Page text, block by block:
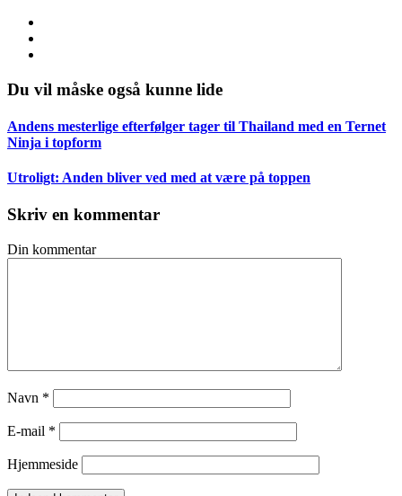
Du vil måske også kunne lide
Andens mesterlige efterfølger tager til Thailand med en Ternet
Ninja i topform
Utroligt: Anden bliver ved med at være på toppen
Skriv en kommentar
Din kommentar
Navn *
E-mail *
Hjemmeside